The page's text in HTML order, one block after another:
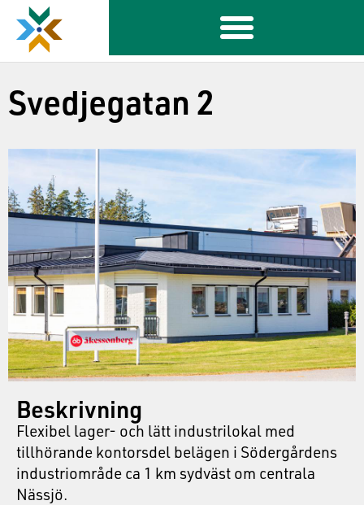
Svedjegatan 2
Beskrivning
Flexibel lager- och lätt industrilokal med
tillhörande kontorsdel belägen i Södergårdens
industriområde ca 1 km sydväst om centrala
Nässjö.